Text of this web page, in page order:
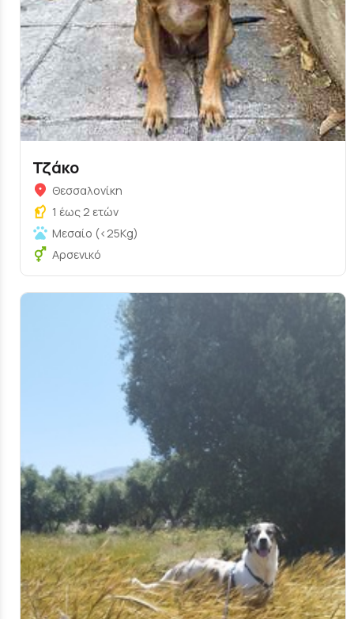
Τζάκο
Θεσσαλονίκη
1 έως 2 ετών
Μεσαίο (<25Kg)
Αρσενικό